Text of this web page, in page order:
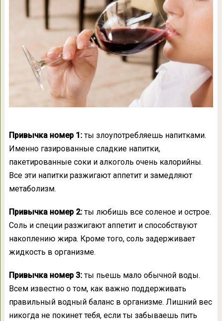
Привычка номер 1:ты злоупотребляешь напитками.
Именно газированные сладкие напитки,
пакетированные соки и алкоголь очень калорийны.
Все эти напитки разжигают аппетит и замедляют
метаболизм.
Привычка номер 2:ты любишь все соленое и острое.
Соль и специи разжигают аппетит и способствуют
накоплению жира. Кроме того, соль задерживает
жидкость в организме.
Привычка номер 3:ты пьешь мало обычной воды.
Всем известно о том, как важно поддерживать
правильный водный баланс в организме. Лишний вес
никогда не покинет тебя, если ты забываешь пить